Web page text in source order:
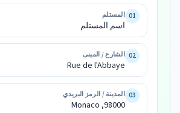
Rue
de
مناكو
01 المستلم
اسم المستلم
02 الشارع / المبنى
Rue de l'Abbaye
03 المدينة / الرمز البريدي
98000, Monaco